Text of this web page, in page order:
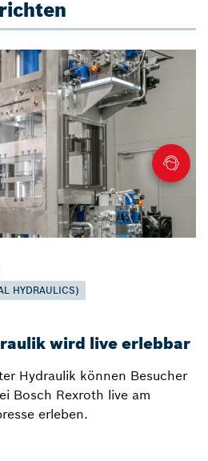
HYDRAULICS)
wird live erlebbar
Hydraulik können Besucher
Bosch Rexroth live am
erleben.